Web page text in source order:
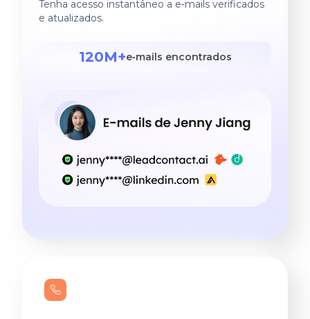
Tenha acesso instantâneo a e‑mails verificados
e atualizados.
120M+e‑mails encontrados